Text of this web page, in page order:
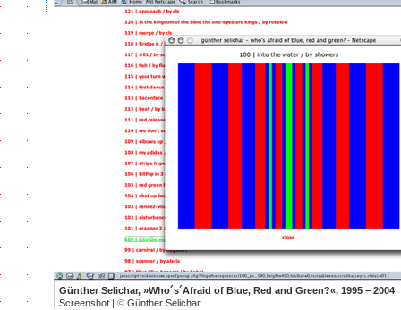
Günther Selichar, »Who´s´Afraid of Blue, Red and Green?«, 1995 – 2004
Screenshot | © Günther Selichar